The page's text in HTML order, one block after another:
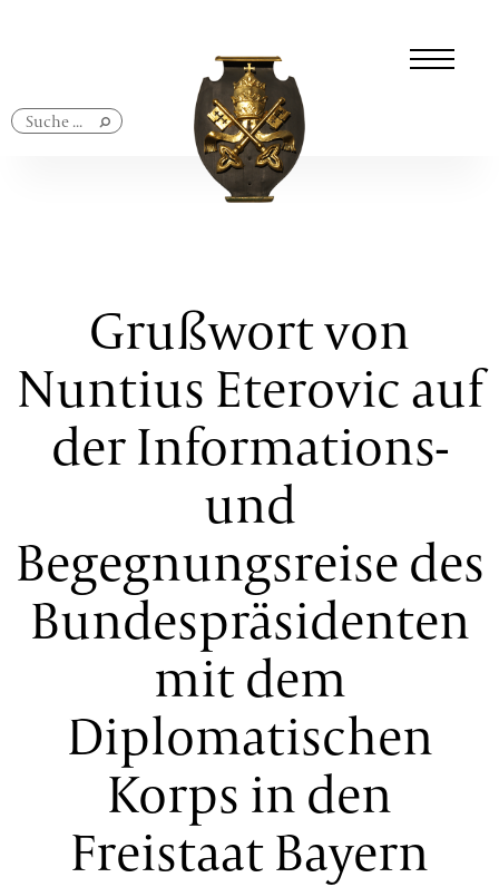
Grußwort von
Nuntius Eterovic auf
der Informations-
und
Begegnungsreise des
Bundespräsidenten
mit dem
Diplomatischen
Korps in den
Freistaat Bayern